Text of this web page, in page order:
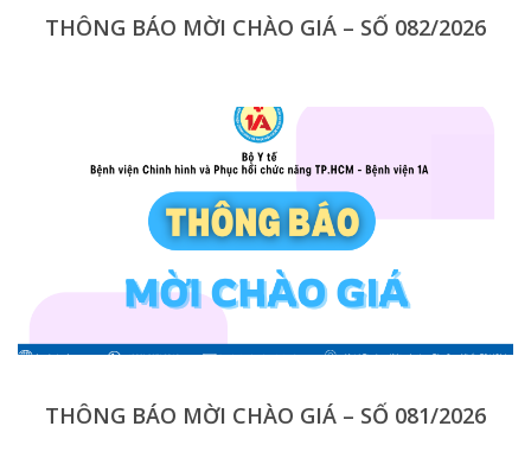
THÔNG BÁO MỜI CHÀO GIÁ – SỐ 082/2026
THÔNG BÁO MỜI CHÀO GIÁ – SỐ 081/2026